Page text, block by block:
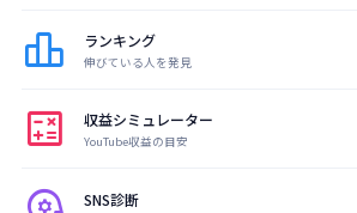
leaderboard ランキング
伸びている人を発見
calculate 収益シミュレーター
YouTube収益の目安
SNS診断